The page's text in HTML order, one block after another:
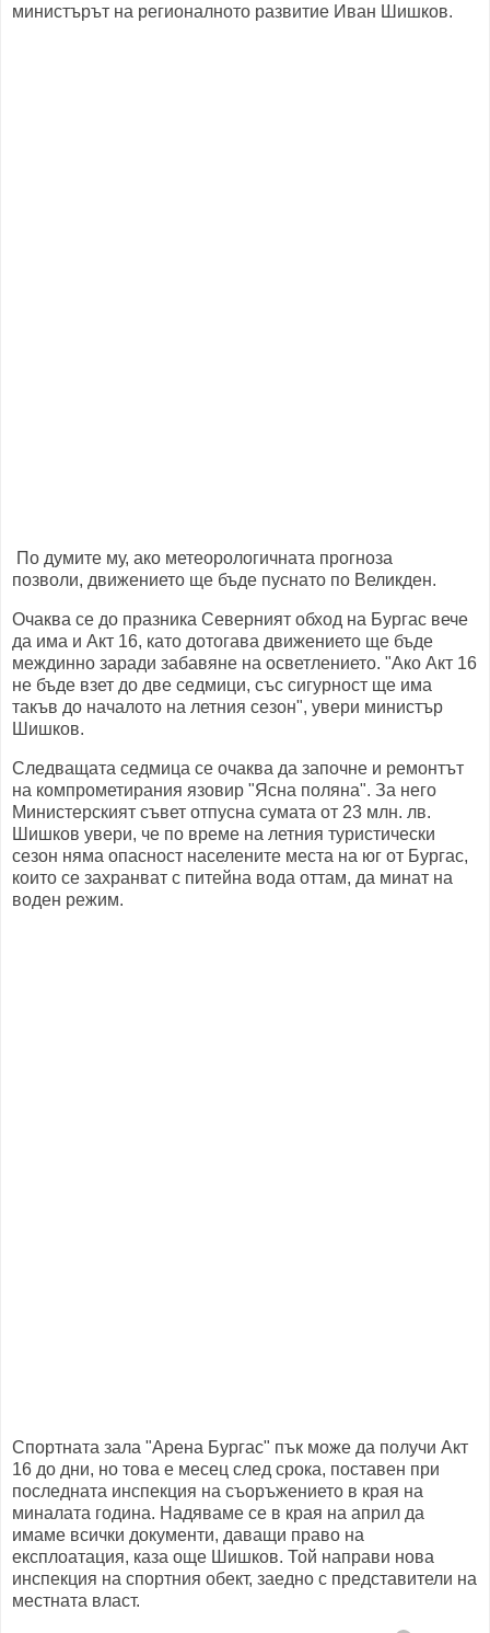
министърът на регионалното развитие Иван Шишков.
По думите му, ако метеорологичната прогноза
позволи, движението ще бъде пуснато по Великден.
Очаква се до празника Северният обход на Бургас вече
да има и Акт 16, като дотогава движението ще бъде
междинно заради забавяне на осветлението. "Ако Акт 16
не бъде взет до две седмици, със сигурност ще има
такъв до началото на летния сезон", увери министър
Шишков.
Следващата седмица се очаква да започне и ремонтът
на компрометирания язовир "Ясна поляна". За него
Министерският съвет отпусна сумата от 23 млн. лв.
Шишков увери, че по време на летния туристически
сезон няма опасност населените места на юг от Бургас,
които се захранват с питейна вода оттам, да минат на
воден режим.
Спортната зала "Арена Бургас" пък може да получи Акт
16 до дни, но това е месец след срока, поставен при
последната инспекция на съоръжението в края на
миналата година. Надяваме се в края на април да
имаме всички документи, даващи право на
експлоатация, каза още Шишков. Той направи нова
инспекция на спортния обект, заедно с представители на
местната власт.